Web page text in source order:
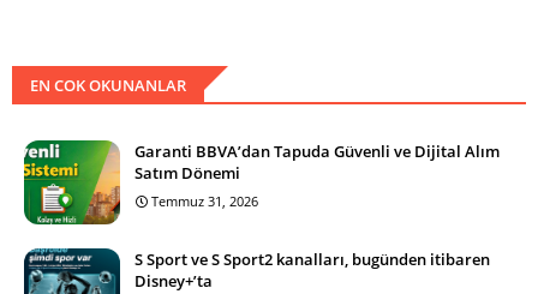
EN COK OKUNANLAR
Garanti BBVA’dan Tapuda Güvenli ve Dijital Alım
Satım Dönemi
Temmuz 31, 2026
S Sport ve S Sport2 kanalları, bugünden itibaren
Disney+’ta